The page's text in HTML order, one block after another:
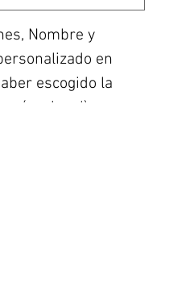
Nombre y
en
escogido la
(opcional)